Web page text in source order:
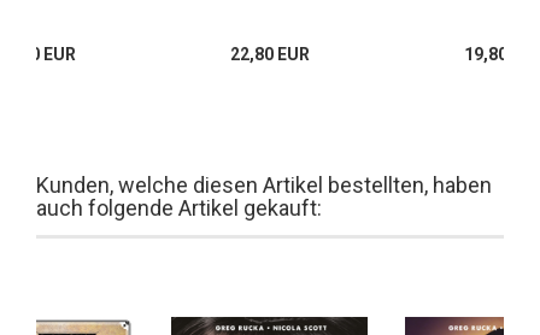
EUR 22,80 EUR 19,80
Kunden, welche diesen Artikel bestellten, haben
auch folgende Artikel gekauft: